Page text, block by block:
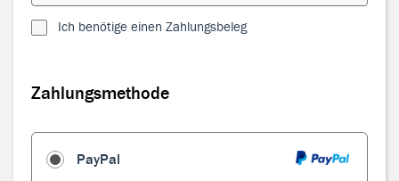
Ich benötige einen Zahlungsbeleg
Zahlungsmethode
PayPal